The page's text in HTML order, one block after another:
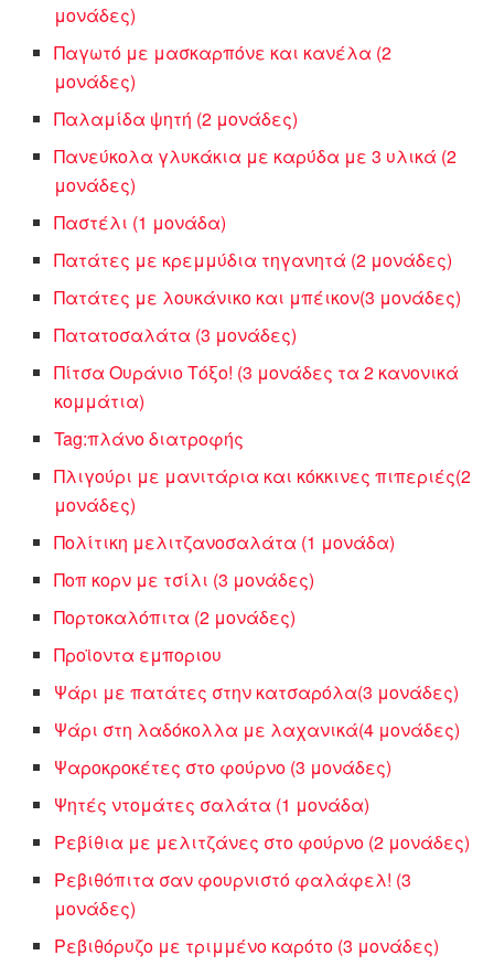
μονάδες)
Παγωτό με μασκαρπόνε και κανέλα (2
μονάδες)
Παλαμίδα ψητή (2 μονάδες)
Πανεύκολα γλυκάκια με καρύδα με 3 υλικά (2
μονάδες)
Παστέλι (1 μονάδα)
Πατάτες με κρεμμύδια τηγανητά (2 μονάδες)
Πατάτες με λουκάνικο και μπέικον(3 μονάδες)
Πατατοσαλάτα (3 μονάδες)
Πίτσα Ουράνιο Τόξο! (3 μονάδες τα 2 κανονικά
κομμάτια)
Tag:πλάνο διατροφής
Πλιγούρι με μανιτάρια και κόκκινες πιπεριές(2
μονάδες)
Πολίτικη μελιτζανοσαλάτα (1 μονάδα)
Ποπ κορν με τσίλι (3 μονάδες)
Πορτοκαλόπιτα (2 μονάδες)
Προϊοντα εμποριου
Ψάρι με πατάτες στην κατσαρόλα(3 μονάδες)
Ψάρι στη λαδόκολλα με λαχανικά(4 μονάδες)
Ψαροκροκέτες στο φούρνο (3 μονάδες)
Ψητές ντομάτες σαλάτα (1 μονάδα)
Ρεβίθια με μελιτζάνες στο φούρνο (2 μονάδες)
Ρεβιθόπιτα σαν φουρνιστό φαλάφελ! (3
μονάδες)
Ρεβιθόρυζο με τριμμένο καρότο (3 μονάδες)